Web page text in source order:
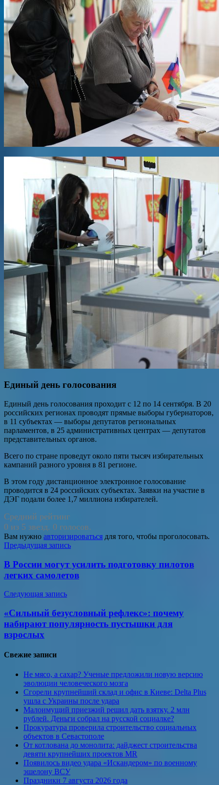
Единый день голосования
Единый день голосования проходит с 12 по 14 сентября. В 20
российских регионах проводят прямые выборы губернаторов,
в 11 субъектах — выборы депутатов региональных
парламентов, в 25 административных центрах — депутатов
представительных органов.
Всего по стране проведут около пяти тысяч избирательных
кампаний разного уровня в 81 регионе.
В этом году дистанционное электронное голосование
проводится в 24 российских субъектах. Заявки на участие в
ДЭГ подали более 1,7 миллиона избирателей.
Средний рейтинг
0 из 5 звезд. 0 голосов.
Вам нужно авторизироваться для того, чтобы проголосовать.
Навигация
по
записям
Предыдущая запись
В России могут усилить подготовку пилотов
легких самолетов
Следующая запись
«Сильный безусловный рефлекс»: почему
набирают популярность пустышки для
взрослых
Свежие записи
Не мясо, а сахар? Ученые предложили новую версию
эволюции человеческого мозга
Сгорели крупнейший склад и офис в Киеве: Delta Plus
ушла с Украины после удара
Малоимущий приезжий решил дать взятку. 2 млн
рублей. Деньги собрал на русской социалке?
Прокуратура проверила строительство социальных
объектов в Севастополе
От котлована до монолита: дайджест строительства
девяти крупнейших проектов MR
Появилось видео удара «Искандером» по военному
эшелону ВСУ
Праздники 7 августа 2026 года